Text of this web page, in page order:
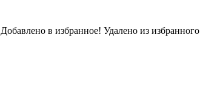
Добавлено в избранное! Удалено из